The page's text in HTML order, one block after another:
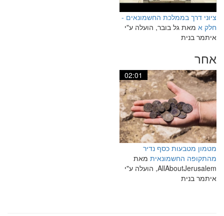
ציוני דרך בממלכת החשמונאים -
חלק א מאת גל בובר, הועלה ע"י
איתמר בנית
אחר
02:01
מטמון מטבעות כסף נדיר
מהתקופה החשמונאית מאת
AllAboutJerusalem, הועלה ע"י
איתמר בנית